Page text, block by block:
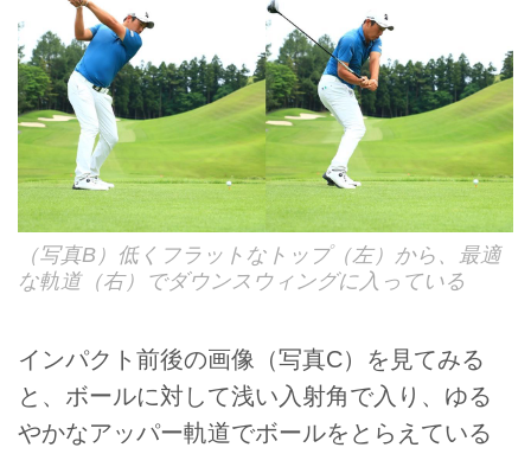
（写真B）低くフラットなトップ（左）から、最適
な軌道（右）でダウンスウィングに入っている
インパクト前後の画像（写真C）を見てみる
と、ボールに対して浅い入射角で入り、ゆる
やかなアッパー軌道でボールをとらえている